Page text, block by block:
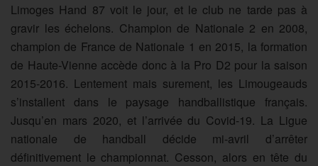
Limoges Hand 87 voit le jour, et le club ne tarde pas à
gravir les échelons. Champion de Nationale 2 en 2008,
champion de France de Nationale 1 en 2015, la formation
de Haute-Vienne accède donc à la Pro D2 pour la saison
2015-2016. Lentement mais surement, les Limougeauds
s’installent dans le paysage handballistique français.
Jusqu’en mars 2020, et l’arrivée du Covid-19. La Ligue
nationale de handball décide mi-avril d’arrêter
définitivement le championnat. Cesson, alors en tête du